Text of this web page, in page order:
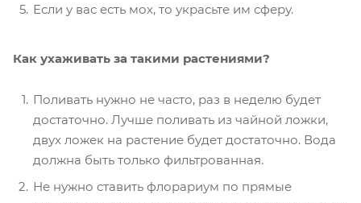
Если у вас есть мох, то украсьте им сферу.
Как ухаживать за такими растениями?
Поливать нужно не часто, раз в неделю будет
достаточно. Лучше поливать из чайной ложки,
двух ложек на растение будет достаточно. Вода
должна быть только фильтрованная.
Не нужно ставить флорариум по прямые